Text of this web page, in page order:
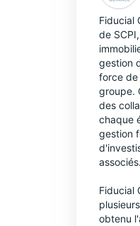
Fiducial
de
gestion
force de
groupe.
des
chaque
gestion
associés.
Fiducial
obtenu